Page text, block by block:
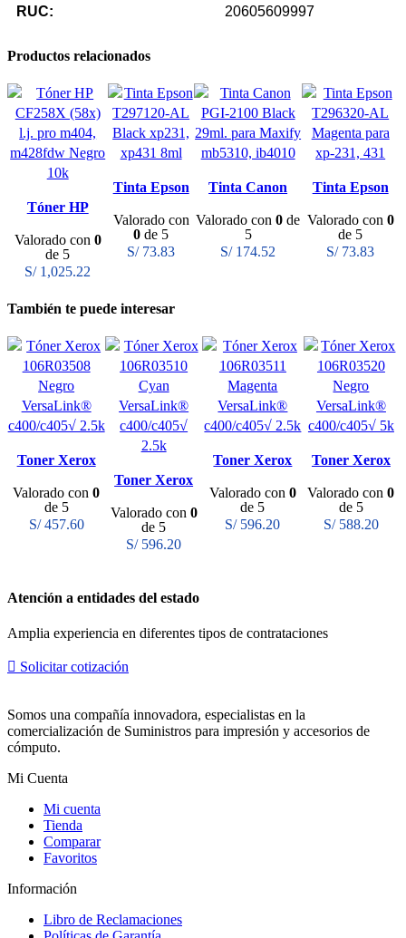
RUC: 20605609997
Productos relacionados
Tóner HP
l.j.p m404
Negro 10k
Valorado con 0
de 5
S/1,025.22
Tinta Epson
Black xp231,
xp431 8ml
Valorado con
0 de 5
S/73.83
Tinta Canon
para mb5310 /
ib4010
Valorado con0 de
5
S/174.52
Tinta Epson
Magenta para
xp-231, 431
Valorado con 0
de 5
S/73.83
También te puede interesar
Toner Xerox
Negro para
c400, c405
Valorado con0
de 5
S/457.60
Toner Xerox
Cyan para
c400, c405
Valorado con 0
de 5
S/596.20
Toner Xerox
Magenta para
c400, c405
Valorado con 0
de 5
S/596.20
Toner Xerox
Negro para
c400, c405
Valorado con0
de 5
S/588.20
Atención a entidades del estado
Amplia experiencia en diferentes tipos de contrataciones
Solicitar cotización
Somos una compañía innovadora, especialistas en la
comercialización de Suministros para impresión y accesorios de
cómputo.
Mi Cuenta
Mi cuenta
Tienda
Comparar
Favoritos
Información
Libro de Reclamaciones